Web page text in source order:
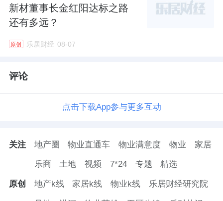
新材董事长金红阳达标之路
还有多远？
原创 乐居财经 08-07
评论
点击下载App参与更多互动
关注 地产圈 物业直通车 物业满意度 物业 家居
乐商 土地 视频 7*24 专题 精选
原创 地产k线 家居k线 物业k线 乐居财经研究院